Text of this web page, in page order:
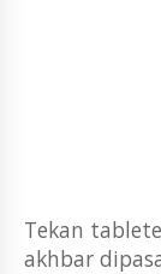
Tekan
akhbar